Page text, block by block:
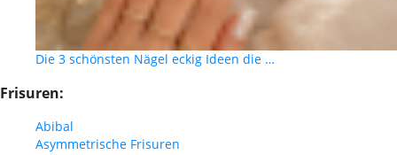
Die 3 schönsten Nägel eckig Ideen die …
Frisuren:
Abibal
Asymmetrische Frisuren